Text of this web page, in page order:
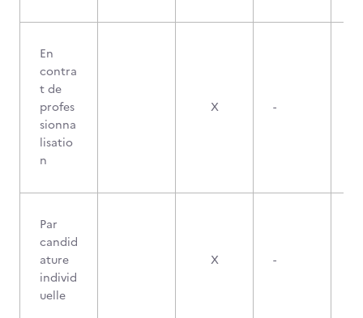
En
contra
t de
profes
sionna
lisatio
n
X -
Par
candid
ature
individ
uelle
X -